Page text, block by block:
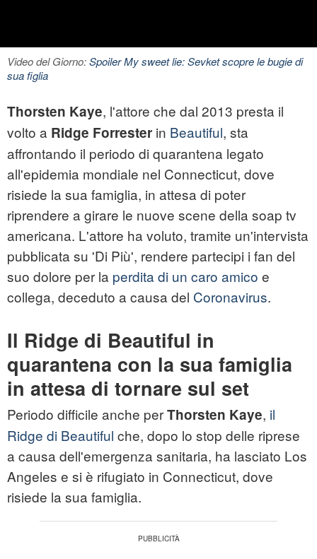
Video del Giorno:Spoiler My sweet lie: Sevket scopre le bugie di
sua figlia
Thorsten Kaye, l'attore che dal 2013 presta il
volto a Ridge Forrester in Beautiful, sta
affrontando il periodo di quarantena legato
all'epidemia mondiale nel Connecticut, dove
risiede la sua famiglia, in attesa di poter
riprendere a girare le nuove scene della soap tv
americana. L'attore ha voluto, tramite un'intervista
pubblicata su 'Di Più', rendere partecipi i fan del
suo dolore per la perdita di un caro amico e
collega, deceduto a causa del Coronavirus.
Il Ridge di Beautiful in
quarantena con la sua famiglia
in attesa di tornare sul set
Periodo difficile anche perThorsten Kaye, il
Ridge di Beautiful che, dopo lo stop delle riprese
a causa dell'emergenza sanitaria, ha lasciato Los
Angeles e si è rifugiato in Connecticut, dove
risiede la sua famiglia.